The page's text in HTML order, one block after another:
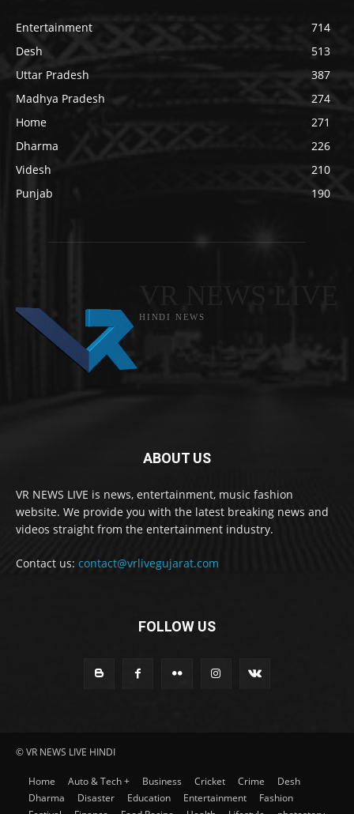
Entertainment
714
Desh
513
Uttar Pradesh
387
Madhya Pradesh
274
Home
271
Dharma
226
Videsh
210
Punjab
190
HINDI NEWS
ABOUT US
VR NEWS LIVE is news, entertainment, music fashion
website. We provide you with the latest breaking news and
videos straight from the entertainment industry.
Contact us: contact@vrlivegujarat.com
FOLLOW US
© VR NEWS LIVE HINDI
Home Auto & Tech + Business Cricket Crime
Desh
Dharma
Disaster Education Entertainment
Fashion